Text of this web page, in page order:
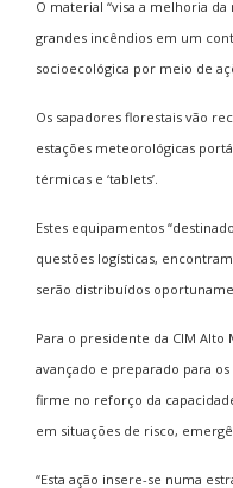
O material “visa a melhoria
grandes incêndios em um
socioecológica por meio de
Os sapadores florestais vão
estações meteorológicas
térmicas e ‘tablets’.
Estes equipamentos
questões logísticas,
serão distribuídos
Para o presidente da CIM
avançado e preparado para
firme no reforço da
em situações de risco,
“Esta ação insere-se numa